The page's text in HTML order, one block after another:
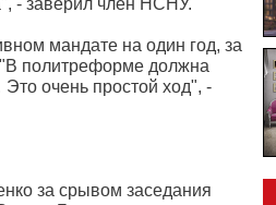
- заверил член НСНУ.
мандате на один год, за
политреформе должна
очень простой ход", -
за срывом заседания